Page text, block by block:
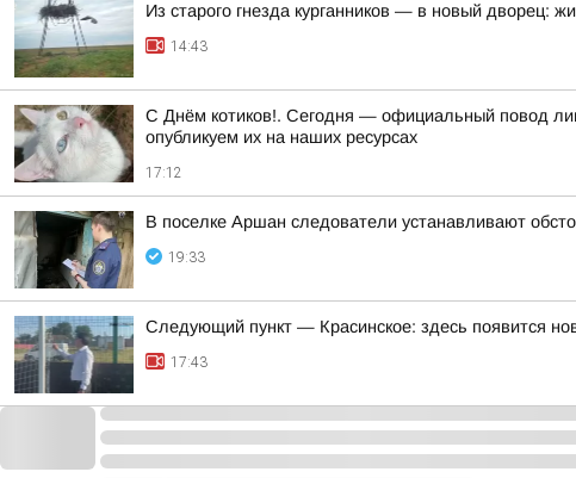
Из старого гнезда курганников — в новый дворец:
14:43
С Днём котиков!. Сегодня — официальный повод
опубликуем их на наших ресурсах
17:12
В поселке Аршан следователи устанавливают
19:33
Следующий пункт — Красинское: здесь появится
17:43